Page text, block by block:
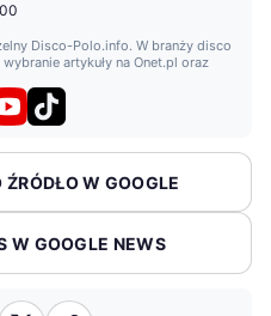
Disco-Polo.info. W branży disco
artykuły na Onet.pl oraz
W GOOGLE
W GOOGLE NEWS